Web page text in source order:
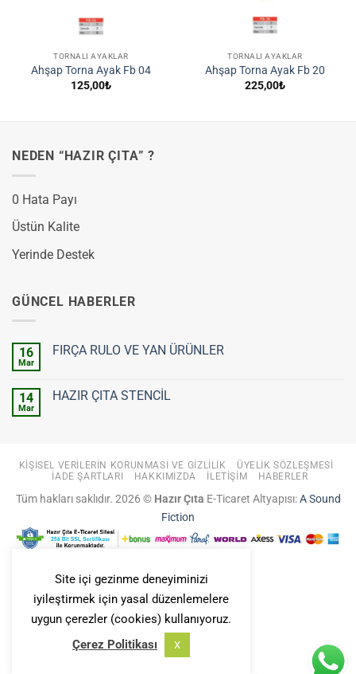
TORNALI AYAKLAR
Ahşap Torna Ayak Fb 04
125,00₺
TORNALI AYAKLAR
Ahşap Torna Ayak Fb 20
225,00₺
NEDEN “HAZIR ÇITA” ?
0 Hata Payı
Üstün Kalite
Yerinde Destek
GÜNCEL HABERLER
16
Mar
FIRÇA RULO VE YAN ÜRÜNLER
RULO
14
Mar
HAZIR ÇITA STENCİL
KIŞISEL VERILERIN KORUNMASI VE GIZLILIK
ÜYELIK SÖZLEŞMESI
İADE ŞARTLARI
HAKKIMIZDA İLETIŞIM HABERLER
Tüm hakları saklıdır. 2026 © Hazır Çıta E-Ticaret Altyapısı:A Sound
Fiction
Site içi gezinme deneyiminizi
iyileştirmek için yasal düzenlemelere
uygun çerezler (cookies) kullanıyoruz.
Çerez Politikası
X